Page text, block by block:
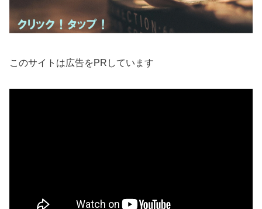
このサイトは広告をPRしています